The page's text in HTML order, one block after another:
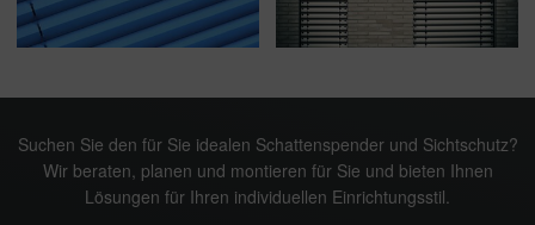
Suchen Sie den für Sie idealen Schattenspender und Sichtschutz?
Wir beraten, planen und montieren für Sie und bieten Ihnen
Lösungen für Ihren individuellen Einrichtungsstil.